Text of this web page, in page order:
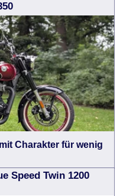
Charakter für wenig
Speed Twin 1200